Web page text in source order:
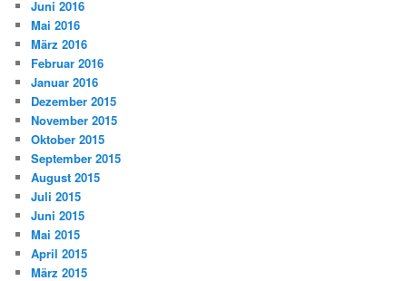
Juni 2016
Mai 2016
März 2016
Februar 2016
Januar 2016
Dezember 2015
November 2015
Oktober 2015
September 2015
August 2015
Juli 2015
Juni 2015
Mai 2015
April 2015
März 2015